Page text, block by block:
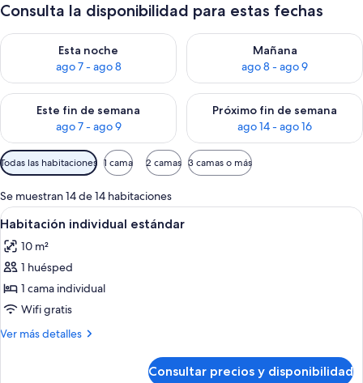
Consulta la disponibilidad para estas fechas
Esta noche
ago 7 - ago 8
Consulta la disponibilidad para esta noche, ago 7 - ago 8
Mañana
ago 8 - ago 9
Consulta la disponibilidad
Este fin de semana
ago 7 - ago 9
Consulta la disponibilidad para este fin de semana, ago 7 -
Próximo fin de semana
ago 14 - ago 16
Consulta la disponibilidad
Filtros
disponibles
para
las
habitaciones
Todas las habitaciones 1 cama 2 camas 3 camas o más
Se muestran 14 de 14 habitaciones
Abrir
todas
las
fotos
de
Habitación
individual
Una habitación de hotel con cama,
2
Habitación individual estándar
10 m²
1 huésped
1 cama individual
Wifi gratis
Ver más detalles
Más
Consultar precios y disponibilidad